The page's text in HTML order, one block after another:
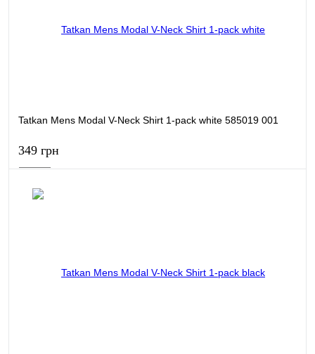
Tatkan Mens Modal V-Neck Shirt 1-pack white 585019 001
349 грн
В обране В наявності